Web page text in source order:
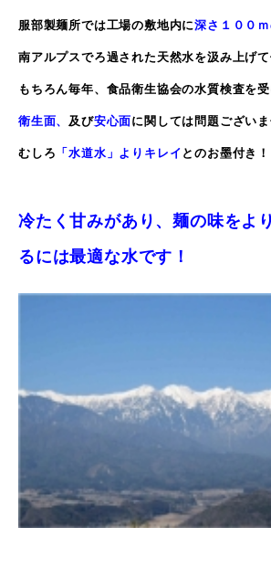
服部製麺所では工場の敷地内に深さ１００
南アルプスでろ過された天然水を汲み上げて
もちろん毎年、食品衛生協会の水質検査を
衛生面、 及び安心面に関しては問題ございま
むしろ 「水道水」よりキレイ とのお墨付き！
冷たく甘みがあり、麺の味をよ
るには最適な水です！